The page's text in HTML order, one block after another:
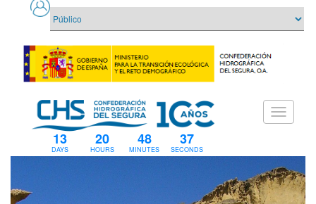
13
DAYS
20
HOURS
48
MINUTES
37
SECONDS